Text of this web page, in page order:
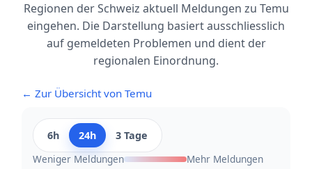
Regionen der Schweiz aktuell Meldungen zu Temu
eingehen. Die Darstellung basiert ausschliesslich
auf gemeldeten Problemen und dient der
regionalen Einordnung.
← Zur Übersicht von Temu
6h 24h
3 Tage
Weniger Meldungen
Mehr Meldungen